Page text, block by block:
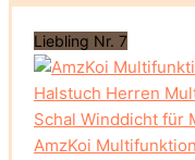
Liebling Nr. 7
AmzKoi